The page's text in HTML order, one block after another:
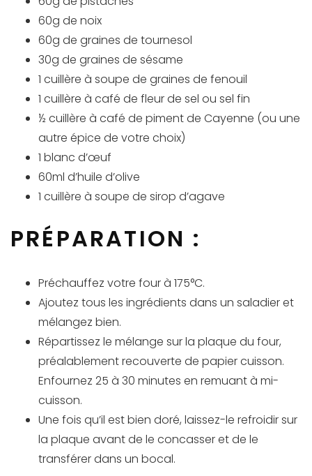
60g de noix
60g de graines de tournesol
30g de graines de sésame
1 cuillère à soupe de graines de fenouil
1 cuillère à café de fleur de sel ou sel fin
½ cuillère à café de piment de Cayenne (ou une
autre épice de votre choix)
1 blanc d’œuf
60ml d’huile d’olive
1 cuillère à soupe de sirop d’agave
PRÉPARATION :
Préchauffez votre four à 175°C.
Ajoutez tous les ingrédients dans un saladier et
mélangez bien.
Répartissez le mélange sur la plaque du four,
préalablement recouverte de papier cuisson.
Enfournez 25 à 30 minutes en remuant à mi-
cuisson.
Une fois qu’il est bien doré, laissez-le refroidir sur
la plaque avant de le concasser et de le
transférer dans un bocal.